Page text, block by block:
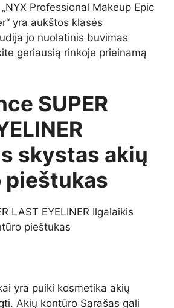
Professional Makeup Epic
yra aukštos klasės
jo nuolatinis buvimas
geriausią rinkoje prieinamą
SUPER
skystas akių
pieštukas
yra puiki kosmetika akių
Akių kontūro Sąrašas gali